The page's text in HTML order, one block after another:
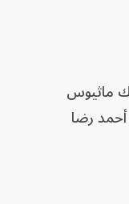
ماثيوس
أحمد رضا